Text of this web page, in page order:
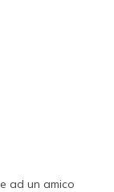
ad un amico